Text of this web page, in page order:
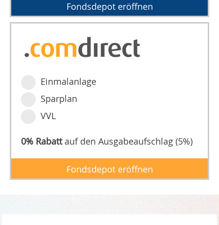
Fondsdepot eröffnen
Einmalanlage
Sparplan
VVL
0% Rabattauf den Ausgabeaufschlag (5%)
Fondsdepot eröffnen